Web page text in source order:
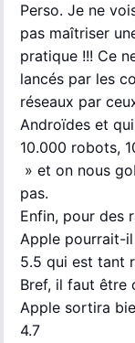
Perso. Je ne
pas maîtriser
pratique !!! Ce
lancés par les
réseaux par
Androïdes et
10.000 robots,
» et on nous
pas.
Enfin, pour des
Apple pourrait-
5.5 qui est tant
Bref, il faut être
Apple sortira
4.7